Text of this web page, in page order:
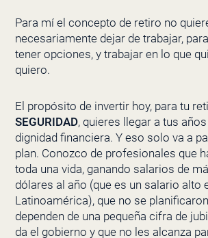
Para mí el concepto de retiro no
necesariamente dejar de trabajar,
tener opciones, y trabajar en lo que
quiero.
El propósito de invertir hoy, para tu
SEGURIDAD, quieres llegar a tus
dignidad financiera. Y eso solo va a
plan. Conozco de profesionales que
toda una vida, ganando salarios de
dólares al año (que es un salario alto
Latinoamérica), que no se
dependen de una pequeña cifra de
da el gobierno y que no les alcanza